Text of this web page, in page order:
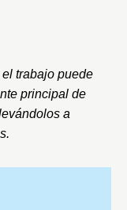
trabajo puede
principal de
a